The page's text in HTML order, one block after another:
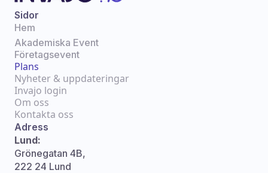
Sidor
Hem
Akademiska Event
Företagsevent
Plans
Nyheter & uppdateringar
Invajo login
Om oss
Kontakta oss
Adress
Lund:
Grönegatan 4B,
222 24 Lund